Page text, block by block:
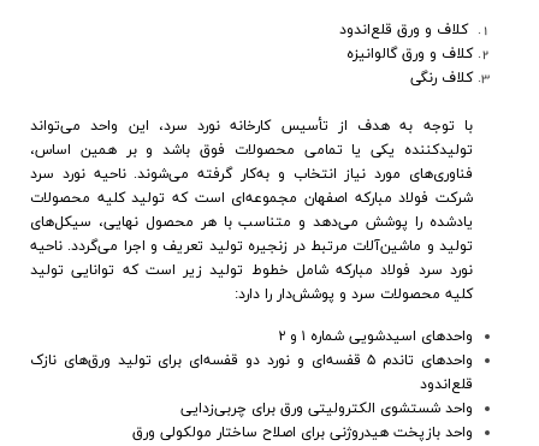
ارتباط با ما
کلاف و ورق قلع‌اندود
کلاف و ورق گالوانیزه
کلاف رنگی
با توجه به هدف از تأسیس کارخانه نورد سرد، این واحد می‌تواند
تولیدکننده یکی یا تمامی محصولات فوق باشد و بر همین اساس،
فناوری‌های مورد نیاز انتخاب و به‌کار گرفته می‌شوند. ناحیه نورد سرد
شرکت فولاد مبارکه اصفهان مجموعه‌ای است که تولید کلیه محصولات
یادشده را پوشش می‌دهد و متناسب با هر محصول نهایی، سیکل‌های
تولید و ماشین‌آلات مرتبط در زنجیره تولید تعریف و اجرا می‌گردد. ناحیه
نورد سرد فولاد مبارکه شامل خطوط تولید زیر است که توانایی تولید
کلیه محصولات سرد و پوشش‌دار را دارد:
واحدهای اسیدشویی شماره ۱ و ۲
واحدهای تاندم ۵ قفسه‌ای و نورد دو قفسه‌ای برای تولید ورق‌های نازک
قلع‌اندود
واحد شستشوی الکترولیتی ورق برای چربی‌زدایی
واحد بازپخت هیدروژنی برای اصلاح ساختار مولکولی ورق